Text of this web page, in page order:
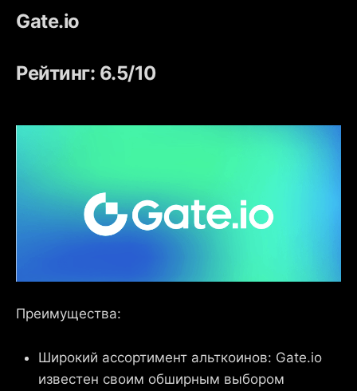
Gate.io
Рейтинг: 6.5/10
Преимущества:
Широкий ассортимент альткоинов: Gate.io
известен своим обширным выбором